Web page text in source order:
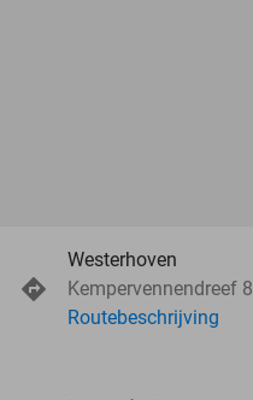
Westerhoven
Kempervennendreef 8
Routebeschrijving